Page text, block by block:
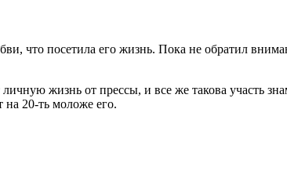
что посетила его жизнь. Пока не обратил
жизнь от прессы, и все же такова участь
20-ть моложе его.